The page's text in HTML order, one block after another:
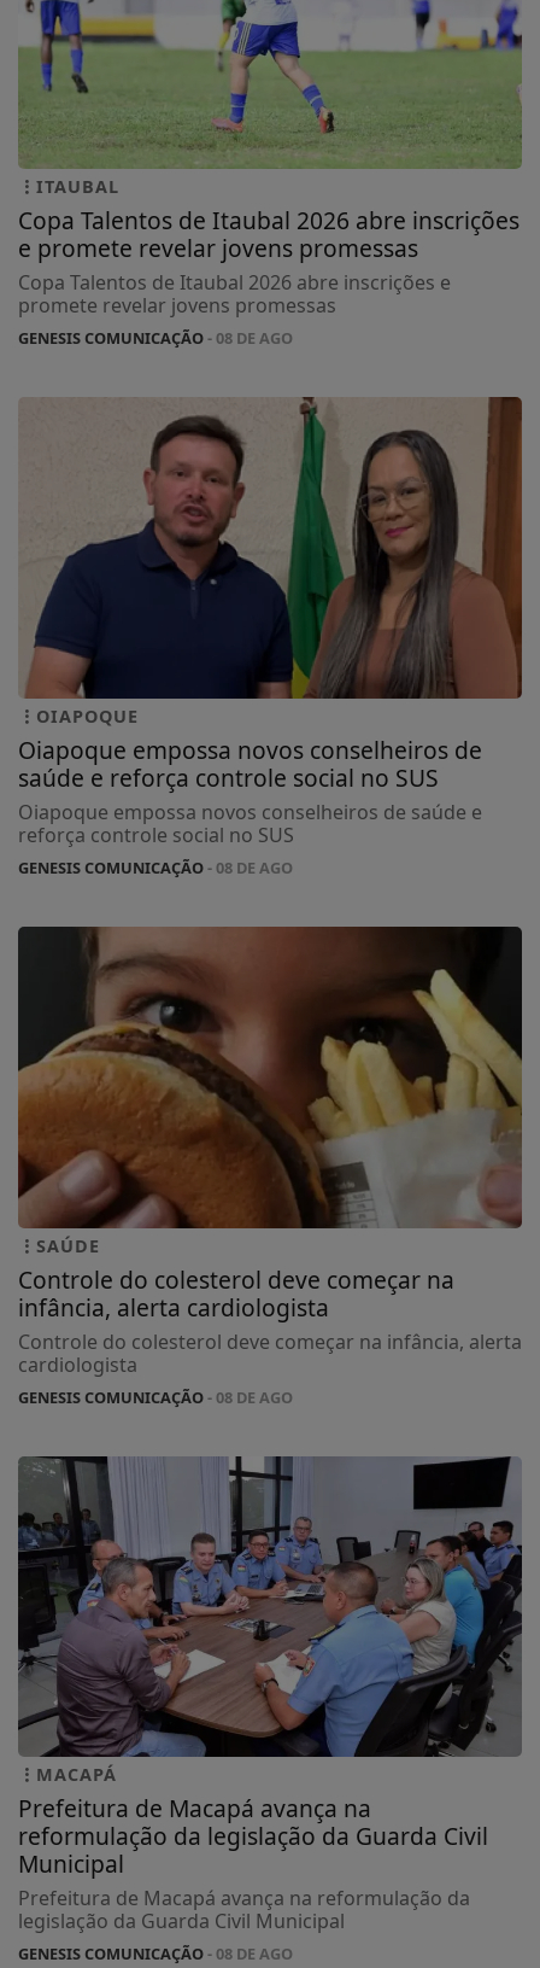
ITAUBAL
Copa Talentos de Itaubal 2026 abre inscrições
e promete revelar jovens promessas
Copa Talentos de Itaubal 2026 abre inscrições e
promete revelar jovens promessas
GENESIS COMUNICAÇÃO- 08 DE AGO
OIAPOQUE
Oiapoque empossa novos conselheiros de
saúde e reforça controle social no SUS
Oiapoque empossa novos conselheiros de saúde e
reforça controle social no SUS
GENESIS COMUNICAÇÃO- 08 DE AGO
SAÚDE
Controle do colesterol deve começar na
infância, alerta cardiologista
Controle do colesterol deve começar na infância, alerta
cardiologista
GENESIS COMUNICAÇÃO- 08 DE AGO
MACAPÁ
Prefeitura de Macapá avança na
reformulação da legislação da Guarda Civil
Municipal
Prefeitura de Macapá avança na reformulação da
legislação da Guarda Civil Municipal
GENESIS COMUNICAÇÃO- 08 DE AGO